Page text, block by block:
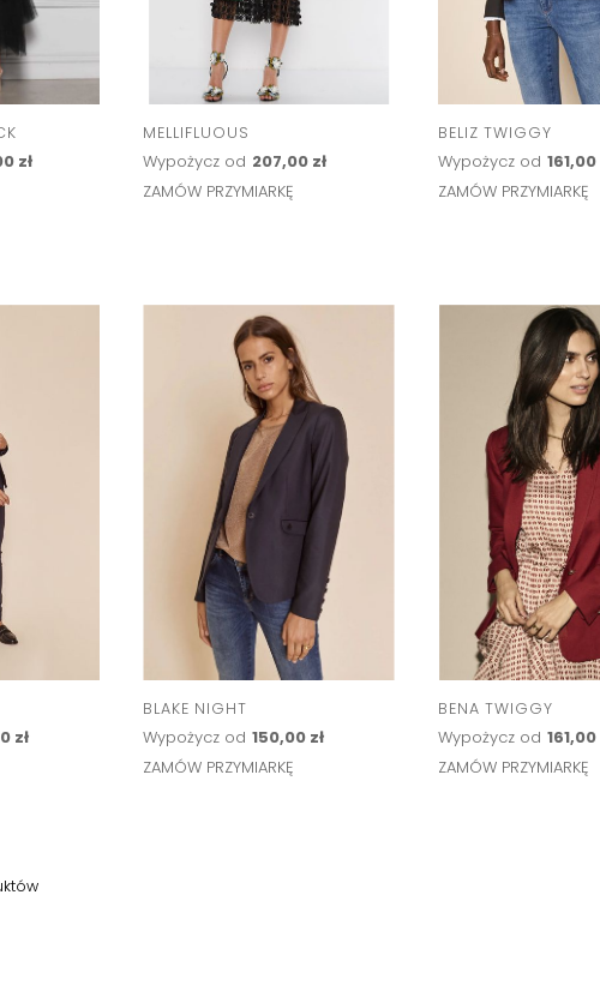
zł
MELLIFLUOUS
Wypożycz od 207,00 zł
ZAMÓW PRZYMIARKĘ
BELIZ TWIGGY
Wypożycz od 161,00
ZAMÓW PRZYMIARKĘ
zł
BLAKE NIGHT
Wypożycz od 150,00 zł
ZAMÓW PRZYMIARKĘ
BENA TWIGGY
Wypożycz od 161,00
ZAMÓW PRZYMIARKĘ